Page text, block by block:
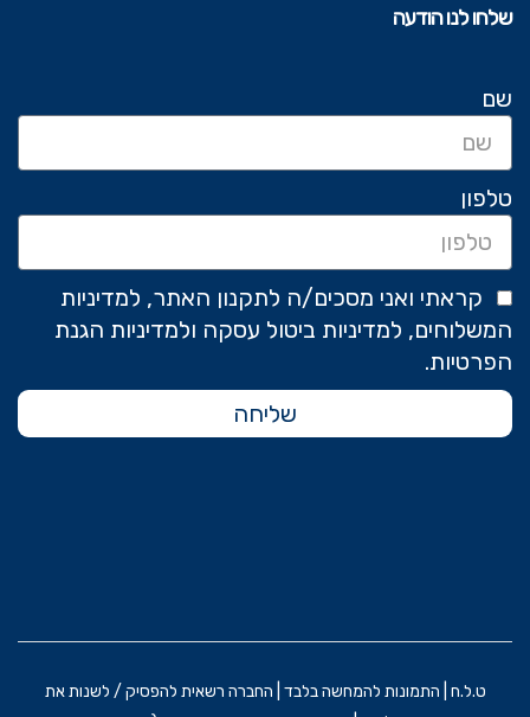
שלחו לנו הודעה
שם
טלפון
קראתי ואני מסכים/ה לתקנון האתר, למדיניות
המשלוחים, למדיניות ביטול עסקה ולמדיניות הגנת
הפרטיות.
שליחה
ט.ל.ח | התמונות להמחשה בלבד | החברה רשאית להפסיק / לשנות את